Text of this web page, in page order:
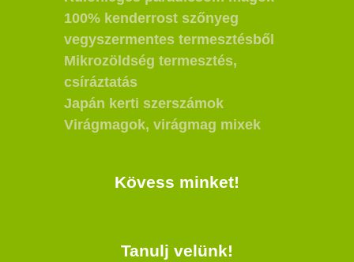
100% kenderrost szőnyeg
vegyszermentes termesztésből
Mikrozöldség termesztés,
csíráztatás
Japán kerti szerszámok
Virágmagok, virágmag mixek
Kövess minket!
Tanulj velünk!